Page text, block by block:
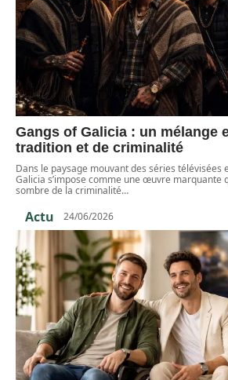
Gangs of Galicia : un mélange
tradition et de criminalité
Dans le paysage mouvant des séries télévisées
Galicia s’impose comme une œuvre marquante
sombre de la criminalité…
Actu 24/06/2026